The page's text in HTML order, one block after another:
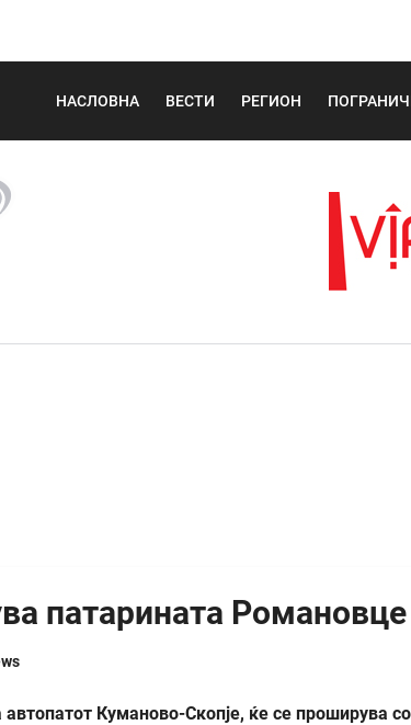
НАСЛОВНА ВЕСТИ РЕГИОН
патарината Романовце
Куманово-Скопје, ќе се проширува